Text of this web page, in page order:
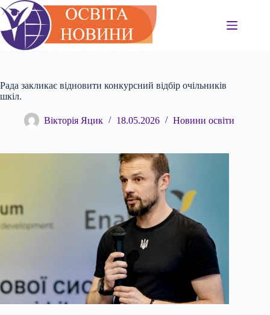
Перейти
до
вмісту
Рада закликає відновити конкурсний відбір очільників
шкіл.
Вікторія Яцик 18.05.2026 Новини освіти